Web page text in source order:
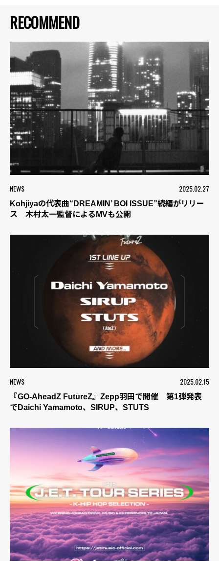
RECOMMEND
NEWS 2025.02.27
Kohjiyaの代表曲“DREAMIN’ BOI ISSUE”続編がリリー
ス 木村太一監督によるMVも公開
NEWS 2025.02.15
『GO-AheadZ FutureZ』Zepp羽田で開催 第1弾発表
でDaichi Yamamoto、SIRUP、STUTS